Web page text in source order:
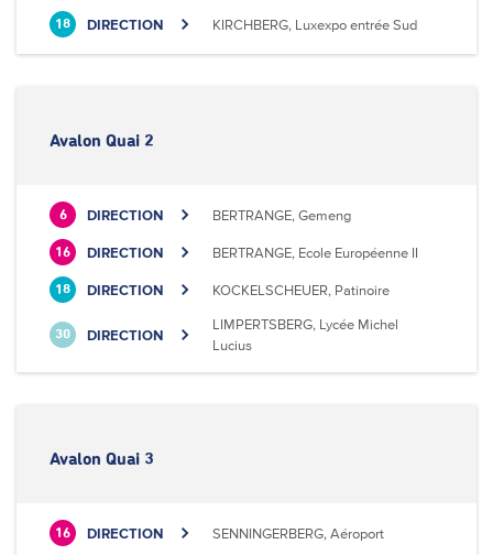
18 DIRECTION KIRCHBERG, Luxexpo entrée Sud
Avalon Quai 2
6 DIRECTION BERTRANGE, Gemeng
16 DIRECTION BERTRANGE, Ecole Européenne II
18 DIRECTION KOCKELSCHEUER, Patinoire
30 DIRECTION
LIMPERTSBERG, Lycée Michel
Lucius
Avalon Quai 3
16 DIRECTION SENNINGERBERG, Aéroport